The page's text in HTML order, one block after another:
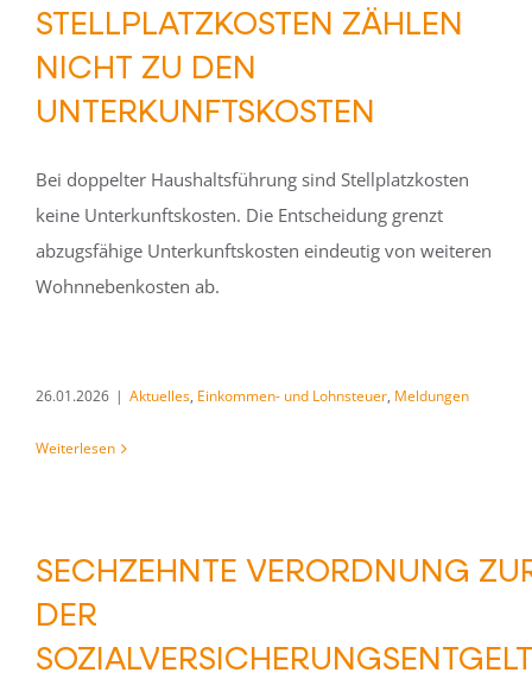
STELLPLATZKOSTEN ZÄHLEN
NICHT ZU DEN
UNTERKUNFTSKOSTEN
Bei doppelter Haushaltsführung sind Stellplatzkosten
keine Unterkunftskosten. Die Entscheidung grenzt
abzugsfähige Unterkunftskosten eindeutig von weiteren
Wohnnebenkosten ab.
26.01.2026 | Aktuelles, Einkommen- und Lohnsteuer, Meldungen
Weiterlesen
SECHZEHNTE VERORDNUNG
DER